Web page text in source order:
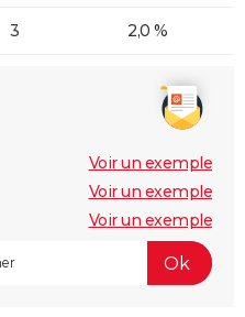
3 2,0 %
Voir un exemple
Voir un exemple
Voir un exemple